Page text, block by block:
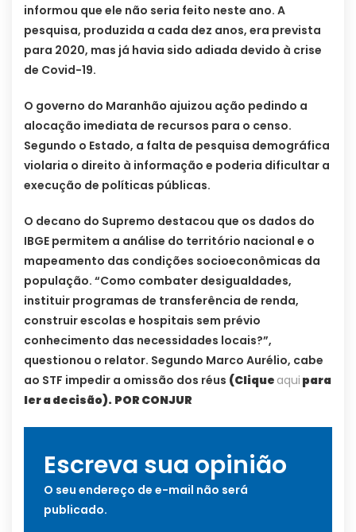
informou que ele não seria feito neste ano. A
pesquisa, produzida a cada dez anos, era prevista
para 2020, mas já havia sido adiada devido à crise
de Covid-19.
O governo do Maranhão ajuizou ação pedindo a
alocação imediata de recursos para o censo.
Segundo o Estado, a falta de pesquisa demográfica
violaria o direito à informação e poderia dificultar a
execução de políticas públicas.
O decano do Supremo destacou que os dados do
IBGE permitem a análise do território nacional e o
mapeamento das condições socioeconômicas da
população. “Como combater desigualdades,
instituir programas de transferência de renda,
construir escolas e hospitais sem prévio
conhecimento das necessidades locais?”,
questionou o relator. Segundo Marco Aurélio, cabe
ao STF impedir a omissão dos réus (Clique aqui para
ler a decisão). POR CONJUR
Escreva sua opinião
O seu endereço de e-mail não será
publicado.